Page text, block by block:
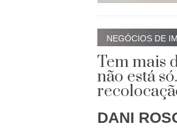
NEGÓCIOS DE
Tem mais
não está
DANI